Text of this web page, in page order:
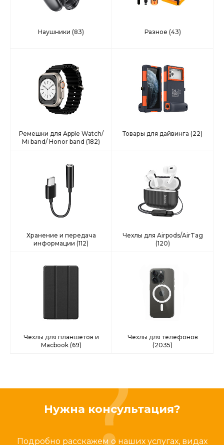
Наушники (83) Разное (43)
Ремешки для Apple Watch/
Mi band/ Honor band (182)
Товары для дайвинга (22)
Хранение и передача
информации (112)
Чехлы для Airpods/AirTag
(120)
Чехлы для планшетов и
Macbook (69)
Чехлы для телефонов
(2035)
Нужна консультация?
Подробно расскажем о наших услугах, видах